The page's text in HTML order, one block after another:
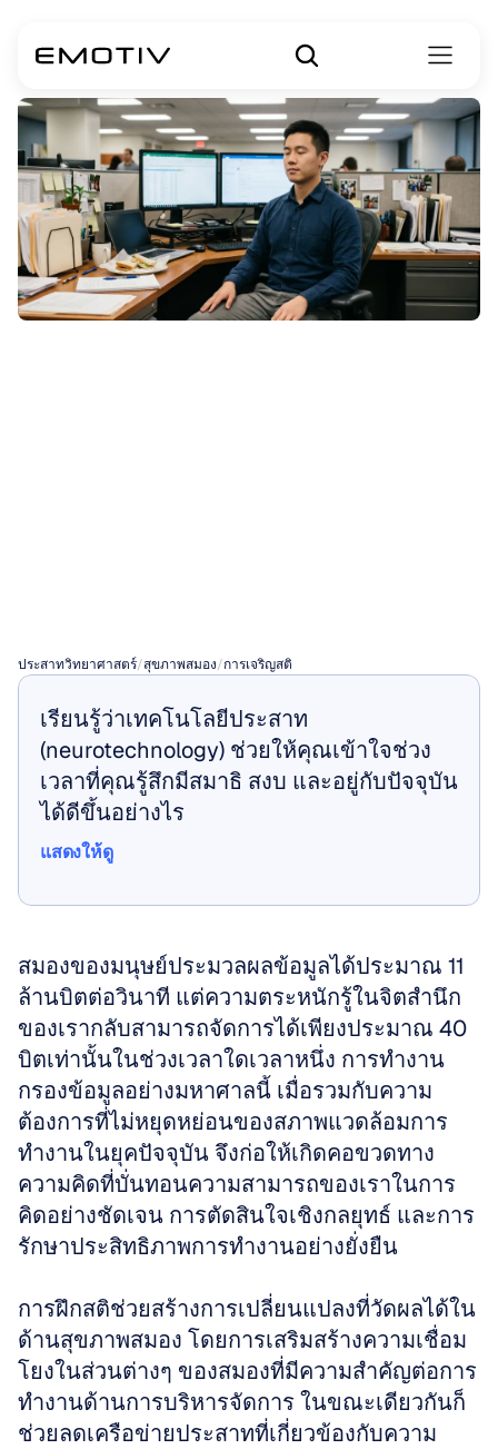
ประสาทวิทยาศาสตร์/สุขภาพสมอง/การเจริญสติ
เรียนรู้ว่าเทคโนโลยีประสาท
(neurotechnology) ช่วยให้คุณเข้าใจช่วง
เวลาที่คุณรู้สึกมีสมาธิ สงบ และอยู่กับปัจจุบัน
ได้ดีขึ้นอย่างไร
แสดงให้ดู
สมองของมนุษย์ประมวลผลข้อมูลได้ประมาณ 11
ล้านบิตต่อวินาที แต่ความตระหนักรู้ในจิตสำนึก
ของเรากลับสามารถจัดการได้เพียงประมาณ 40
บิตเท่านั้นในช่วงเวลาใดเวลาหนึ่ง การทำงาน
กรองข้อมูลอย่างมหาศาลนี้ เมื่อรวมกับความ
ต้องการที่ไม่หยุดหย่อนของสภาพแวดล้อมการ
ทำงานในยุคปัจจุบัน จึงก่อให้เกิดคอขวดทาง
ความคิดที่บั่นทอนความสามารถของเราในการ
คิดอย่างชัดเจน การตัดสินใจเชิงกลยุทธ์ และการ
รักษาประสิทธิภาพการทำงานอย่างยั่งยืน
การฝึกสติช่วยสร้างการเปลี่ยนแปลงที่วัดผลได้ใน
ด้านสุขภาพสมอง โดยการเสริมสร้างความเชื่อม
โยงในส่วนต่างๆ ของสมองที่มีความสำคัญต่อการ
ทำงานด้านการบริหารจัดการ ในขณะเดียวกันก็
ช่วยลดเครือข่ายประสาทที่เกี่ยวข้องกับความ